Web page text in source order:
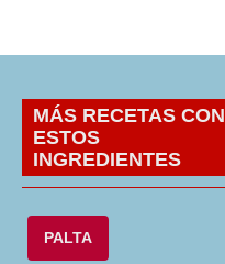
MÁS RECETAS CON
ESTOS
INGREDIENTES
PALTA